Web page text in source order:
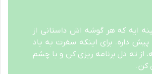
ایه که هر گوشه اش داستانی از
پیش داره. برای اینکه سفرت به یاد
از ته دل برنامه ریزی کن و با چشم
کن.